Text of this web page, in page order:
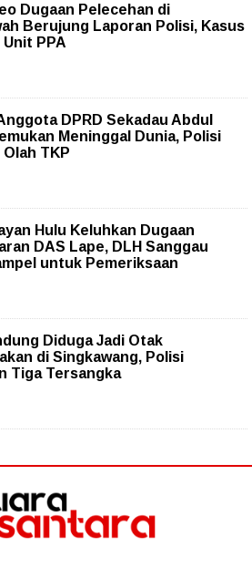
Dugaan Pelecehan di
Berujung Laporan Polisi, Kasus
Unit PPA
DPRD Sekadau Abdul
Meninggal Dunia, Polisi
Olah TKP
Hulu Keluhkan Dugaan
DAS Lape, DLH Sanggau
untuk Pemeriksaan
Diduga Jadi Otak
di Singkawang, Polisi
Tiga Tersangka